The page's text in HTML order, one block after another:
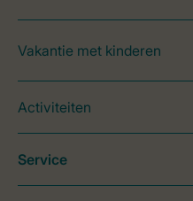
Vakantie met kinderen
Activiteiten
Service